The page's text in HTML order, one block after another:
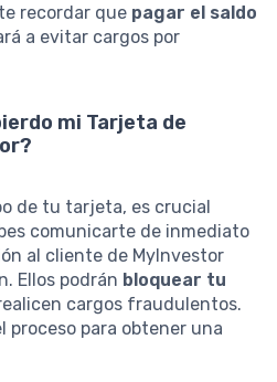
recordar que pagar el saldo
a evitar cargos por
mi Tarjeta de
de tu tarjeta, es crucial
comunicarte de inmediato
al cliente de MyInvestor
Ellos podrán bloquear tu
cargos fraudulentos.
proceso para obtener una